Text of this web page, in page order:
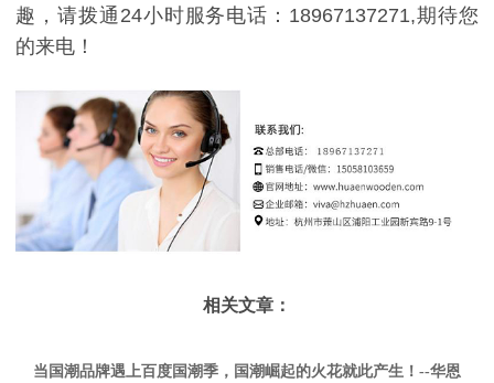
趣，请拨通24小时服务电话：18967137271,期待您
的来电！
相关文章：
当国潮品牌遇上百度国潮季，国潮崛起的火花就此产生！--华恩